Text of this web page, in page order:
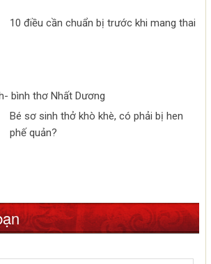
10 điều cần chuẩn bị trước khi mang thai
bình thơ Nhất Dương
Bé sơ sinh thở khò khè, có phải bị hen
phế quản?